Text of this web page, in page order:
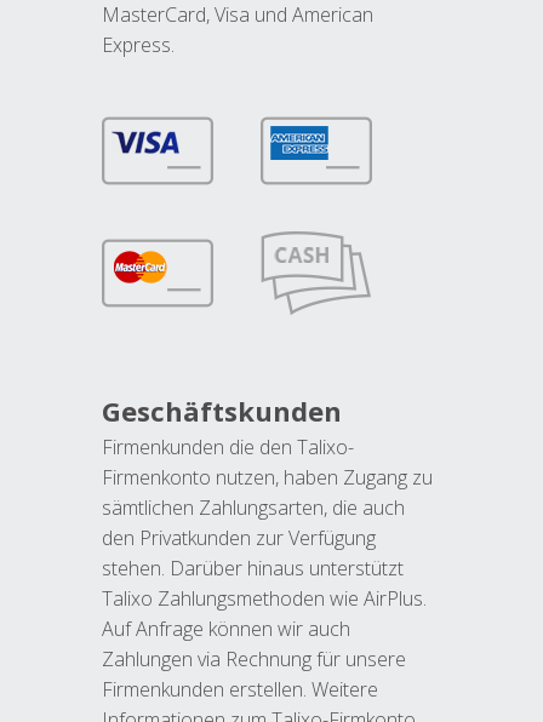
MasterCard, Visa und American
Express.
Geschäftskunden
Firmenkunden die den Talixo-
Firmenkonto nutzen, haben Zugang zu
sämtlichen Zahlungsarten, die auch
den Privatkunden zur Verfügung
stehen. Darüber hinaus unterstützt
Talixo Zahlungsmethoden wie AirPlus.
Auf Anfrage können wir auch
Zahlungen via Rechnung für unsere
Firmenkunden erstellen. Weitere